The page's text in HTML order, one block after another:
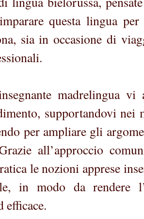
questa lingua
sia in occasione di
madrelingua
supportandovi
per ampliare gli
all’approccio
le nozioni apprese
in modo da rendere
efficace.